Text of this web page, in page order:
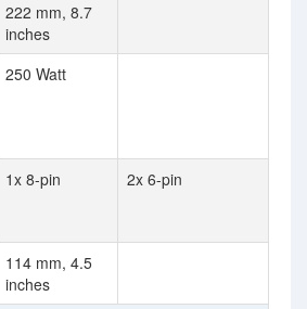
222 mm, 8.7
inches
250 Watt
1x 8-pin 2x 6-pin
114 mm, 4.5
inches